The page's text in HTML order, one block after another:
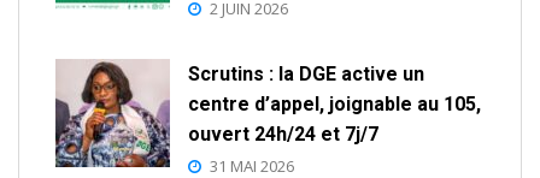
2 JUIN 2026
Scrutins : la DGE active un
centre d’appel, joignable au 105,
ouvert 24h/24 et 7j/7
31 MAI 2026